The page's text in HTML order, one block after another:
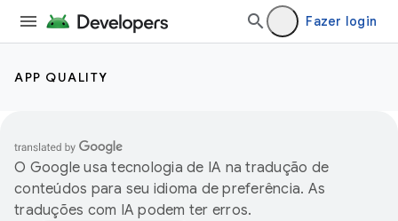
Fazer login
APP QUALITY
O Google usa tecnologia de IA na tradução de
conteúdos para seu idioma de preferência. As
traduções com IA podem ter erros.